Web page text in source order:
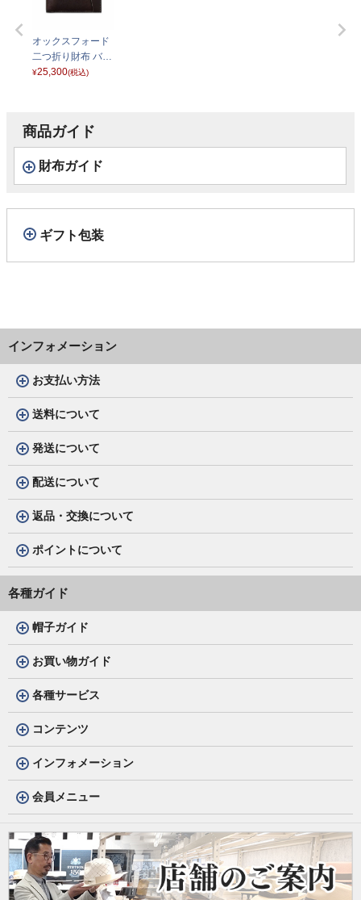
オックスフォード
二つ折り財布 バー
ガンディ
¥25,300(税込)
商品ガイド
財布ガイド
ギフト包装
インフォメーション
お支払い方法
送料について
発送について
配送について
返品・交換について
ポイントについて
各種ガイド
帽子ガイド
お買い物ガイド
各種サービス
コンテンツ
インフォメーション
会員メニュー